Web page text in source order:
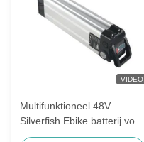
VIDEO
Multifunktioneel 48V
Silverfish Ebike batterij voor
E Scooter Zhenlong